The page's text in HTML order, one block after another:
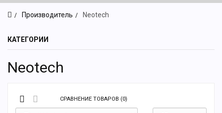
Производитель Neotech
КАТЕГОРИИ
Neotech
СРАВНЕНИЕ ТОВАРОВ (0)